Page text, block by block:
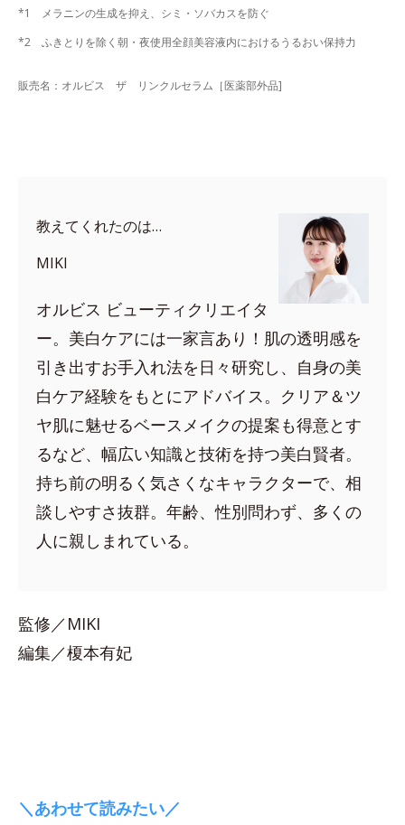
*1 メラニンの生成を抑え、シミ・ソバカスを防ぐ
*2 ふきとりを除く朝・夜使用全顔美容液内におけるうるおい保持力
販売名：オルビス ザ リンクルセラム［医薬部外品]
教えてくれたのは…
MIKI
オルビス ビューティクリエイタ
ー。美白ケアには一家言あり！肌の透明感を
引き出すお手入れ法を日々研究し、自身の美
白ケア経験をもとにアドバイス。クリア＆ツ
ヤ肌に魅せるベースメイクの提案も得意とす
るなど、幅広い知識と技術を持つ美白賢者。
持ち前の明るく気さくなキャラクターで、相
談しやすさ抜群。年齢、性別問わず、多くの
人に親しまれている。
監修／MIKI
編集／榎本有妃
＼あわせて読みたい／